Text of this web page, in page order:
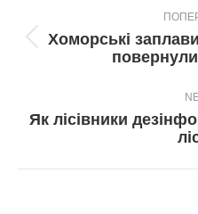
navigation
Хоморські
Як лісівники